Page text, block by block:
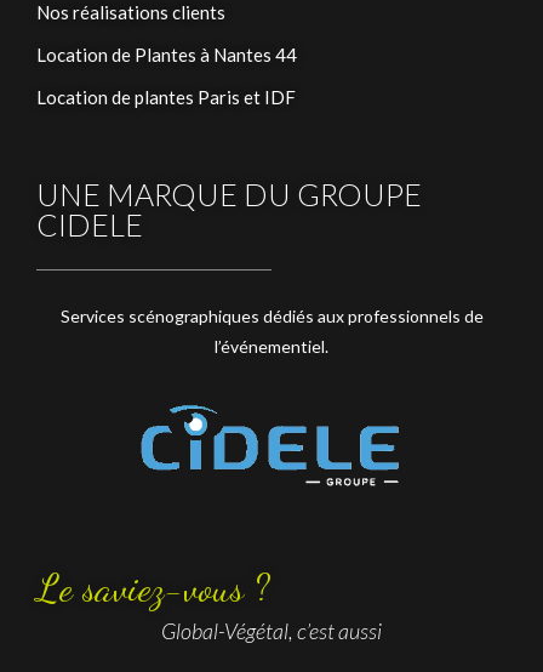
Nos réalisations clients
Location de Plantes à Nantes 44
Location de plantes Paris et IDF
UNE MARQUE DU GROUPE
CIDELE
Services scénographiques dédiés aux professionnels de
l’événementiel.
Le saviez-vous ?
Global-Végétal, c’est aussi